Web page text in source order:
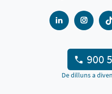
900
De dilluns a